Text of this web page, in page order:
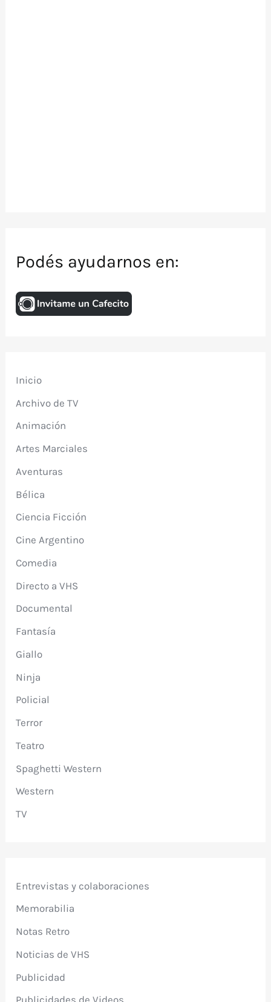
Podés ayudarnos en:
Inicio
Archivo de TV
Animación
Artes Marciales
Aventuras
Bélica
Ciencia Ficción
Cine Argentino
Comedia
Directo a VHS
Documental
Fantasía
Giallo
Ninja
Policial
Terror
Teatro
Spaghetti Western
Western
TV
Entrevistas y colaboraciones
Memorabilia
Notas Retro
Noticias de VHS
Publicidad